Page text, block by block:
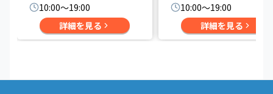
10:00〜19:00
詳細を見る
10:00〜19:00
詳細を見る